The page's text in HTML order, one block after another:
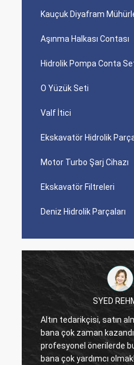
Kauçuk Diyafram
Aşınma Halkası Contası
Hidrolik Pompa Conta
O Yüzük Seti
Valf İtici
Ekskavatör Hidrolik
Motor Turbo Şarj Cihazı
Ekskavatör Filtreleri
Deniz Hidrolik Parçaları
SYED
Altın tedarikçisi, satın
bana çok zaman kazandırın! Ve her
profesyonel önerilerde
bana çok yardımcı olmak! Teşekkürler! Her